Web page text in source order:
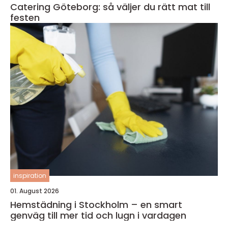
Catering Göteborg: så väljer du rätt mat till
festen
inspiration
01. August 2026
Hemstädning i Stockholm – en smart
genväg till mer tid och lugn i vardagen